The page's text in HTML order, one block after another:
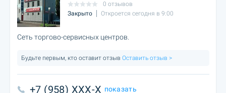
0 отзывов
Закрыто
Откроется сегодня в 9:00
Сеть торгово-сервисных центров.
Будьте первым, кто оставит отзыв Оставить отзыв >
+7 (958) XXX-X показать